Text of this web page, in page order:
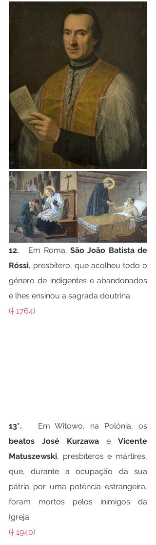
12. Em Roma, São João Batista de
Róssi, presbítero, que acolheu todo o
género de indigentes e abandonados
e lhes ensinou a sagrada doutrina.
(† 1764)
13*.
beatos José Kurzawa e Vicente
Matuszewski, presbíteros e mártires,
que, durante a ocupação da sua
pátria por uma potência estrangeira,
foram mortos pelos inimigos da
Igreja.
(† 1940)